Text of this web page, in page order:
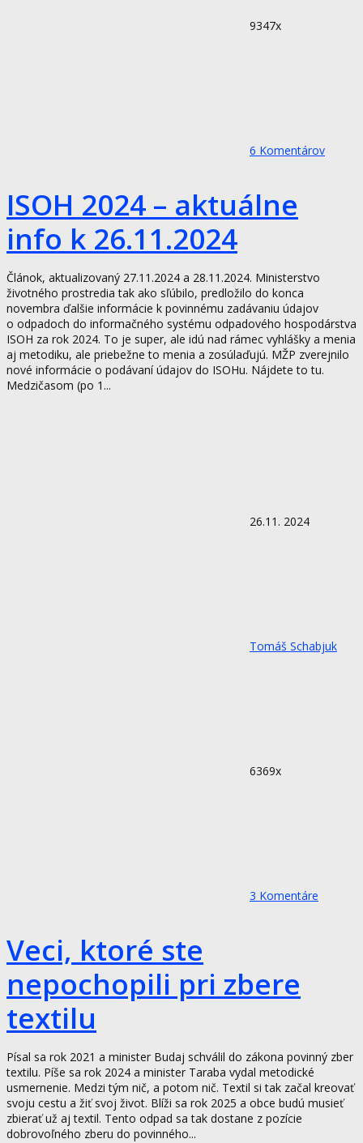
9347x
6 Komentárov
ISOH 2024 – aktuálne
info k 26.11.2024
Článok, aktualizovaný 27.11.2024 a 28.11.2024. Ministerstvo
životného prostredia tak ako sľúbilo, predložilo do konca
novembra ďalšie informácie k povinnému zadávaniu údajov
o odpadoch do informačného systému odpadového hospodárstva
ISOH za rok 2024. To je super, ale idú nad rámec vyhlášky a menia
aj metodiku, ale priebežne to menia a zosúlaďujú. MŽP zverejnilo
nové informácie o podávaní údajov do ISOHu. Nájdete to tu.
Medzičasom (po 1...
26.11. 2024
Tomáš Schabjuk
6369x
3 Komentáre
Veci, ktoré ste
nepochopili pri zbere
textilu
Písal sa rok 2021 a minister Budaj schválil do zákona povinný zber
textilu. Píše sa rok 2024 a minister Taraba vydal metodické
usmernenie. Medzi tým nič, a potom nič. Textil si tak začal kreovať
svoju cestu a žiť svoj život. Blíži sa rok 2025 a obce budú musieť
zbierať už aj textil. Tento odpad sa tak dostane z pozície
dobrovoľného zberu do povinného...